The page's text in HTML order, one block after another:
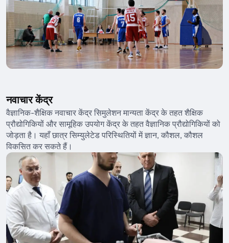
नवाचार केंद्र
वैज्ञानिक-शैक्षिक नवाचार केंद्र सिमुलेशन मान्यता केंद्र के तहत शैक्षिक
प्रौद्योगिकियों और सामूहिक उपयोग केंद्र के तहत वैज्ञानिक प्रौद्योगिकियों को
जोड़ता है। यहाँ छात्र सिम्युलेटेड परिस्थितियों में ज्ञान, कौशल, कौशल
विकसित कर सकते हैं।